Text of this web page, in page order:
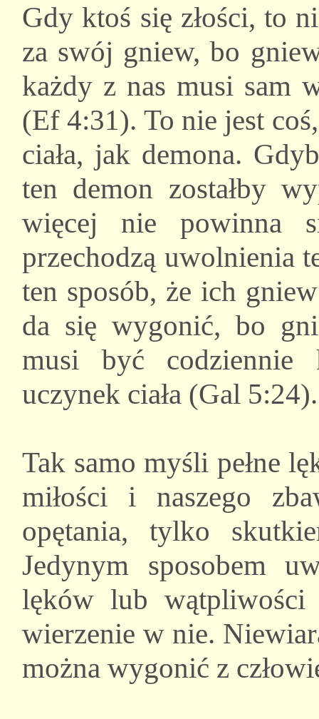
Gdy ktoś się złości, to
za swój gniew, bo
każdy z nas musi sam
(Ef 4:31). To nie jest
ciała, jak demona.
ten demon zostałby
więcej nie powinna
przechodzą uwolnienia
ten sposób, że ich
da się wygonić, bo
musi być codziennie
uczynek ciała (Gal 5:24).
Tak samo myśli pełne
miłości i naszego
opętania, tylko
Jedynym sposobem
lęków lub wątpliwości
wierzenie w nie.
można wygonić z